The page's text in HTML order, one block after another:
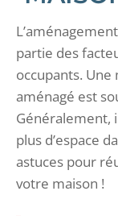
partie des
occupants. Une
aménagé est
Généralement,
plus d’espace
astuces pour
votre maison !